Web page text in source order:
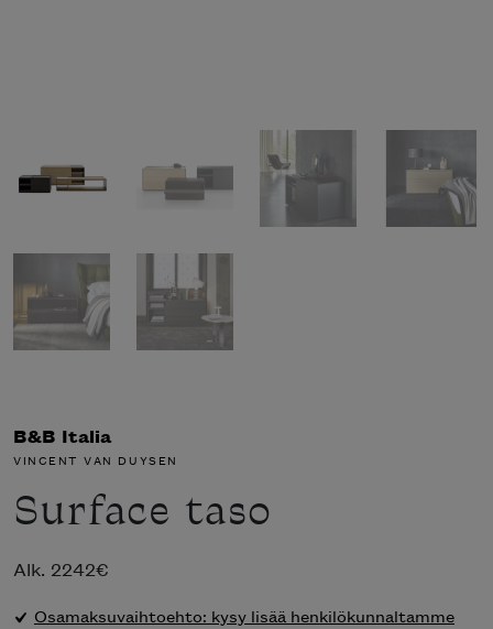
B&B Italia
VINCENT VAN DUYSEN
Surface taso
Alk. 2242€
Osamaksuvaihtoehto: kysy lisää henkilökunnaltamme